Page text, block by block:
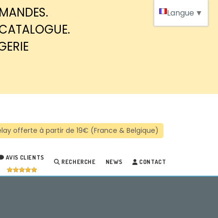
AVIS CLIENTS
RECHERCHE NEWS CONTACT
Langue ▼